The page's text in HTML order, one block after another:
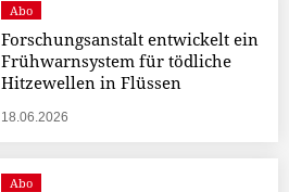
Abo
Forschungsanstalt entwickelt ein
Frühwarnsystem für tödliche
Hitzewellen in Flüssen
18.06.2026
Abo